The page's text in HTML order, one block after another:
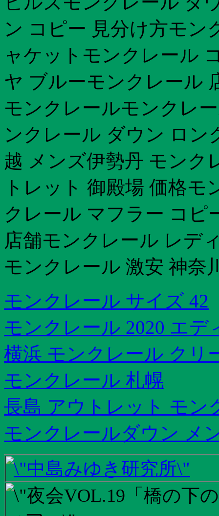
ン コピー 見分け方モン
ャケットモンクレール
ヤ ブルーモンクレール
モンクレールモンクレ
ンクレール ダウン ロン
越 メンズ伊勢丹 モンク
トレット 御殿場 価格
クレール マフラー コピ
店舗モンクレール レデ
モンクレール 激安 神奈
モンクレール サイズ 42
モンクレール 2020 エデ
横浜 モンクレール クリ
モンクレール 札幌
長島 アウトレット モン
モンクレールダウン メ